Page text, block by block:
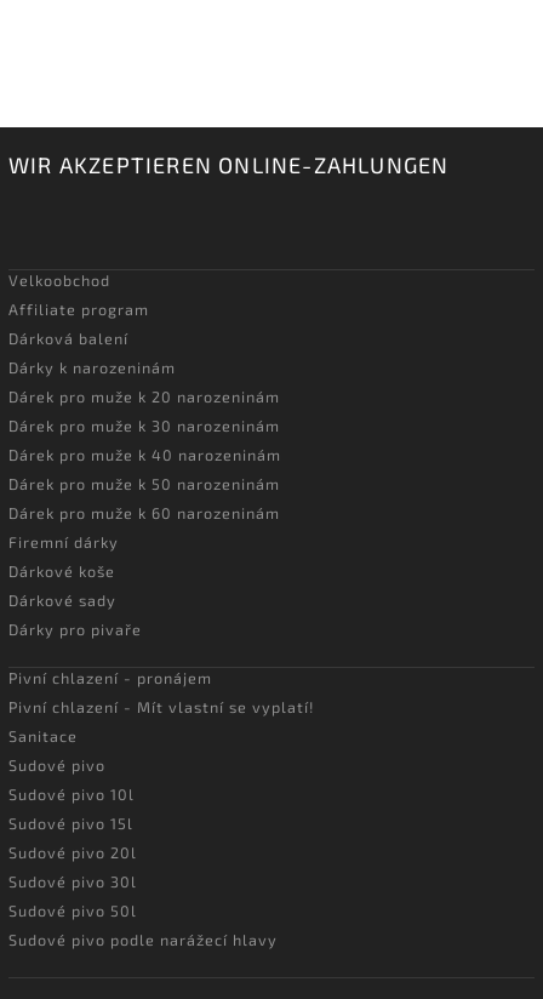
WIR AKZEPTIEREN ONLINE-ZAHLUNGEN
Velkoobchod
Affiliate program
Dárková balení
Dárky k narozeninám
Dárek pro muže k 20 narozeninám
Dárek pro muže k 30 narozeninám
Dárek pro muže k 40 narozeninám
Dárek pro muže k 50 narozeninám
Dárek pro muže k 60 narozeninám
Firemní dárky
Dárkové koše
Dárkové sady
Dárky pro pivaře
Pivní chlazení - pronájem
Pivní chlazení - Mít vlastní se vyplatí!
Sanitace
Sudové pivo
Sudové pivo 10l
Sudové pivo 15l
Sudové pivo 20l
Sudové pivo 30l
Sudové pivo 50l
Sudové pivo podle narážecí hlavy